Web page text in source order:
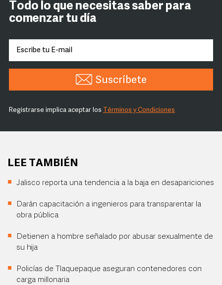
Todo lo que necesitas saber para
comenzar tu día
Suscríbete
Registrarse implica aceptar los Términos y Condiciones
LEE TAMBIÉN
Jalisco reporta una tendencia a la baja en desapariciones
Darán capacitación a ingenieros para transparentar la
obra pública
Detienen a hombre señalado por abusar sexualmente de
su hija
Policías de Tlaquepaque aseguran contenedores con
carga millonaria